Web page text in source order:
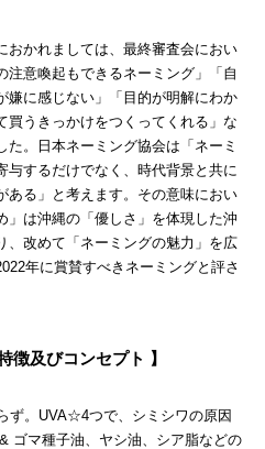
おかれましては、最終審査会におい
注意喚起もできるネーミング」「自
嫌に感じない」「目的が明解にわか
買うきっかけをつくってくれる」な
た。日本ネーミング協会は「ネーミ
与するだけでなく、時代背景と共に
ある」と考えます。その意味におい
」は沖縄の「優しさ」を体現した沖
、改めて「ネーミングの魅力」を広
年に賞賛すべきネーミングと評さ
徴及びコンセプト 】
ず。UVA☆4つで、シミシワの原因
ゴマ種子油、ヤシ油、シア脂などの